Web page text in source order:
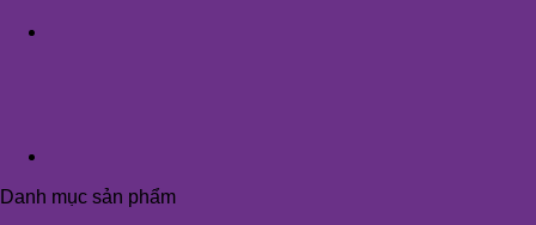
Danh mục sản phẩm